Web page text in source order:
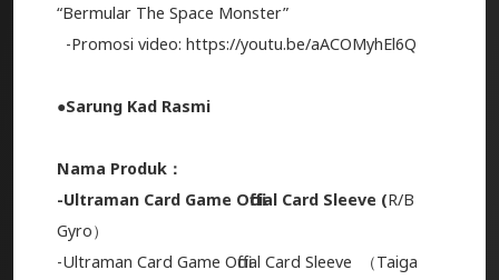
“Bermular The Space Monster”
-Promosi video: https://youtu.be/aACOMyhEl6Q
●Sarung Kad Rasmi
Nama Produk：
-Ultraman Card Game Official Card Sleeve (R/B
Gyro）
-Ultraman Card Game Official Card Sleeve
（Taiga